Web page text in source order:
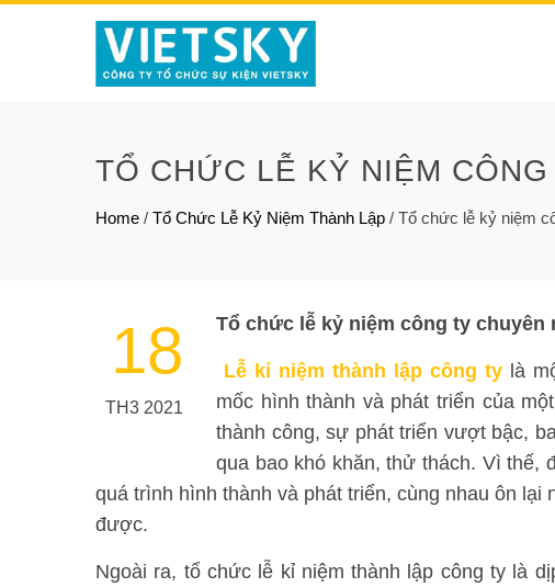
TỔ CHỨC LỄ KỶ NIỆM
Home / Tổ Chức Lễ Kỷ Niệm Thành Lập / Tổ chức lễ kỷ niệm
18
TH3 2021
Tổ chức lễ kỷ niệm công ty chuyên
Lễ kỉ niệm thành lập công ty là
mốc hình thành và phát triển của
thành công, sự phát triển vượt bậc,
qua bao khó khăn, thử thách. Vì thế,
quá trình hình thành và phát triển, cùng nhau ôn
được.
Ngoài ra, tổ chức lễ kỉ niệm thành lập công ty là